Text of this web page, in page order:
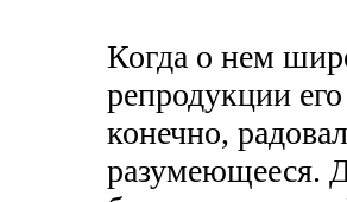
Когда о нем
репродукции
конечно,
разумеющееся.